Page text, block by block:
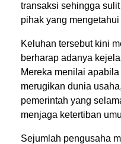
transaksi sehingga
pihak yang
Keluhan tersebut kini
berharap adanya
Mereka menilai
merugikan dunia
pemerintah yang
menjaga ketertiban
Sejumlah pengusaha